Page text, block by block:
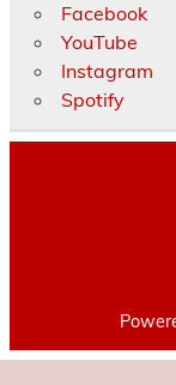
Facebook
YouTube
Instagram
Spotify